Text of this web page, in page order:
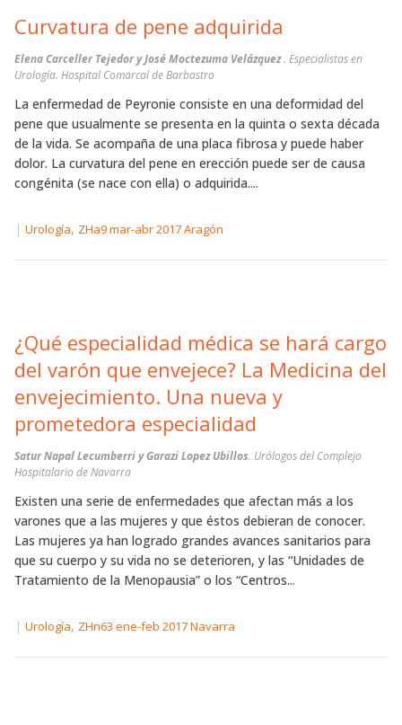
Curvatura de pene adquirida
Elena Carceller Tejedor y José Moctezuma Velázquez. Especialistas en
Urología. Hospital Comarcal de Barbastro
La enfermedad de Peyronie consiste en una deformidad del
pene que usualmente se presenta en la quinta o sexta década
de la vida. Se acompaña de una placa fibrosa y puede haber
dolor. La curvatura del pene en erección puede ser de causa
congénita (se nace con ella) o adquirida....
| Urología, ZHa9 mar-abr 2017 Aragón
¿Qué especialidad médica se hará cargo
del varón que envejece? La Medicina del
envejecimiento. Una nueva y
prometedora especialidad
Satur Napal Lecumberri y Garazi Lopez Ubillos. Urólogos del Complejo
Hospitalario de Navarra
Existen una serie de enfermedades que afectan más a los
varones que a las mujeres y que éstos debieran de conocer.
Las mujeres ya han logrado grandes avances sanitarios para
que su cuerpo y su vida no se deterioren, y las “Unidades de
Tratamiento de la Menopausia” o los “Centros...
| Urología, ZHn63 ene-feb 2017 Navarra